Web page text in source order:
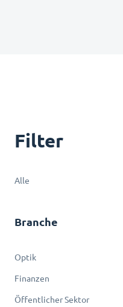
Filter
Alle
Branche
Optik
Finanzen
Öffentlicher Sektor